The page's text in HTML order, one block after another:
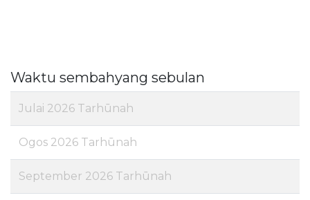
Waktu sembahyang sebulan
Julai 2026 Tarhūnah
Ogos 2026 Tarhūnah
September 2026 Tarhūnah